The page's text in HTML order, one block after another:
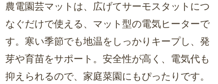
農電園芸マットは、広げてサーモスタットにつ
なぐだけで使える、マット型の電気ヒーターで
す。寒い季節でも地温をしっかりキープし、発
芽や育苗をサポート。安全性が高く、電気代も
抑えられるので、家庭菜園にもぴったりです。